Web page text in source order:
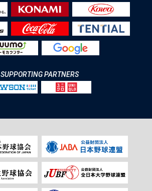
SUPPORTING PARTNERS